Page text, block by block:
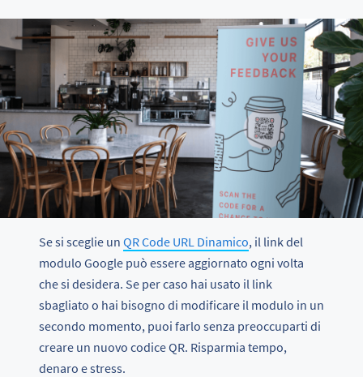
Se si sceglie un QR Code URL Dinamico, il link del
modulo Google può essere aggiornato ogni volta
che si desidera. Se per caso hai usato il link
sbagliato o hai bisogno di modificare il modulo in un
secondo momento, puoi farlo senza preoccuparti di
creare un nuovo codice QR. Risparmia tempo,
denaro e stress.